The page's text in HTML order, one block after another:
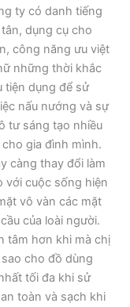
ty có danh tiếng
dụng cụ cho
công năng ưu việt
những thời khắc
tiện dụng để sử
nấu nướng và sự
tư sáng tạo nhiều
gia đình mình.
càng thay đổi làm
với cuộc sống hiện
vô vàn các mặt
của loài người.
tâm hơn khi mà chị
cho đồ dùng
tối đa khi sử
toàn và sạch khi